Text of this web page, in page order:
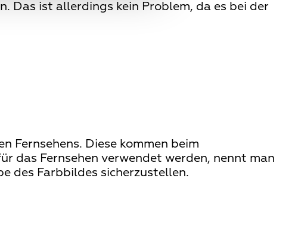
Das ist allerdings kein Problem, da es bei der
Fernsehens. Diese kommen beim
das Fernsehen verwendet werden, nennt man
des Farbbildes sicherzustellen.